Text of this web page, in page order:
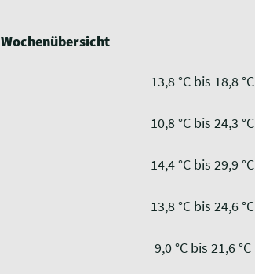
Wochenübersicht
13,8 °C bis 18,8 °C
10,8 °C bis 24,3 °C
14,4 °C bis 29,9 °C
13,8 °C bis 24,6 °C
9,0 °C bis 21,6 °C